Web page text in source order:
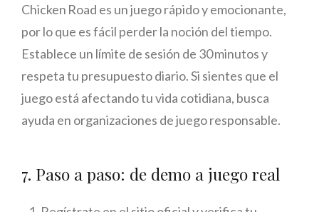
Chicken Road es un juego rápido y emocionante,
por lo que es fácil perder la noción del tiempo.
Establece un límite de sesión de 30 minutos y
respeta tu presupuesto diario. Si sientes que el
juego está afectando tu vida cotidiana, busca
ayuda en organizaciones de juego responsable.
7. Paso a paso: de demo a juego real